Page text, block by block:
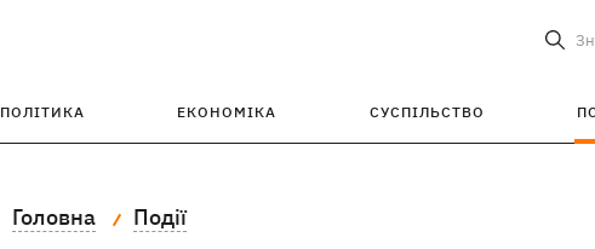
ПОЛІТИКА ЕКОНОМІКА СУСПІЛЬСТВО
Головна Події